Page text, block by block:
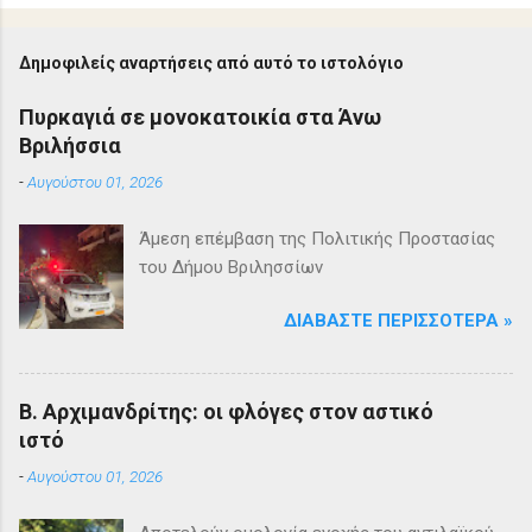
Δημοφιλείς αναρτήσεις από αυτό το ιστολόγιο
Πυρκαγιά σε μονοκατοικία στα Άνω
Βριλήσσια
-Αυγούστου 01, 2026
Άμεση επέμβαση της Πολιτικής Προστασίας
του Δήμου Βριλησσίων
ΔΙΑΒΆΣΤΕ ΠΕΡΙΣΣΌΤΕΡΑ »
Β. Αρχιμανδρίτης: οι φλόγες στον αστικό
ιστό
-Αυγούστου 01, 2026